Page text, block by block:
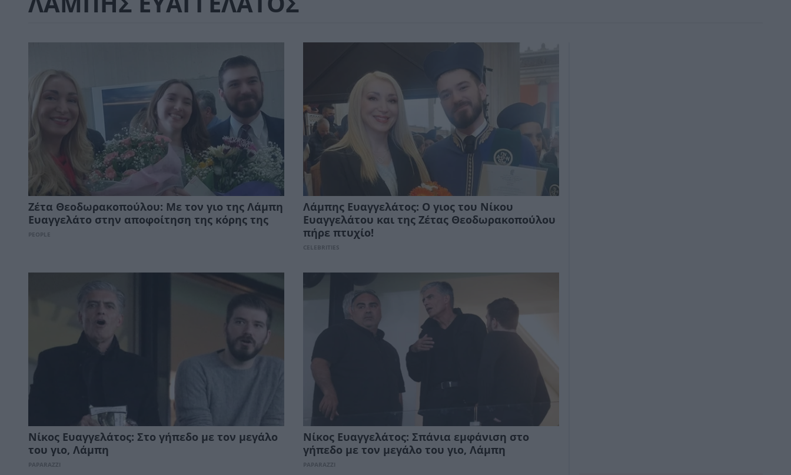
Ζέτα Θεοδωρακοπούλου: Με τον γιο της Λάμπη
Ευαγγελάτο στην αποφοίτηση της κόρης της
PEOPLE
Λάμπης Ευαγγελάτος: Ο γιος του Νίκου
Ευαγγελάτου και της Ζέτας Θεοδωρακοπούλου
πήρε πτυχίο!
CELEBRITIES
Νίκος Ευαγγελάτος: Στο γήπεδο με τον μεγάλο
του γιο, Λάμπη
PAPARAZZI
Νίκος Ευαγγελάτος: Σπάνια εμφάνιση στο
γήπεδο με τον μεγάλο του γιο, Λάμπη
PAPARAZZI